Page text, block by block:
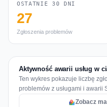
OSTATNIE 30 DNI
27
Zgłoszenia problemów
Aktywność awarii usług w
Ten wykres pokazuje liczbę
problemów z usługami i awarii
Zobacz